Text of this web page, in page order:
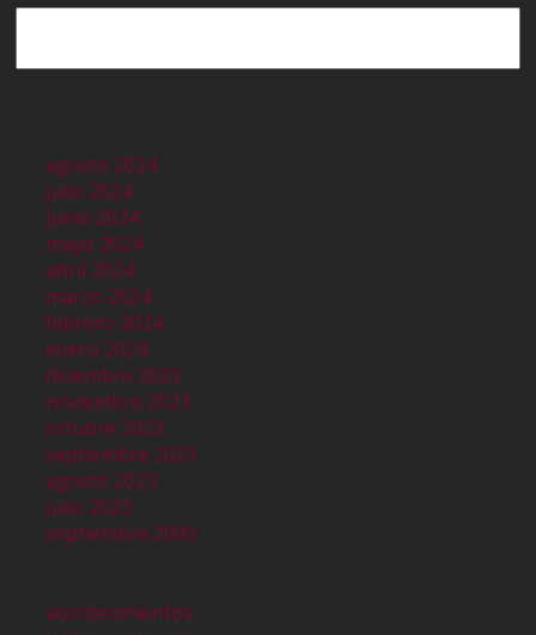
agosto 2024
julio 2024
junio 2024
mayo 2024
abril 2024
marzo 2024
febrero 2024
enero 2024
diciembre 2023
noviembre 2023
octubre 2023
septiembre 2023
agosto 2023
julio 2023
septiembre 2000
acontecimientos